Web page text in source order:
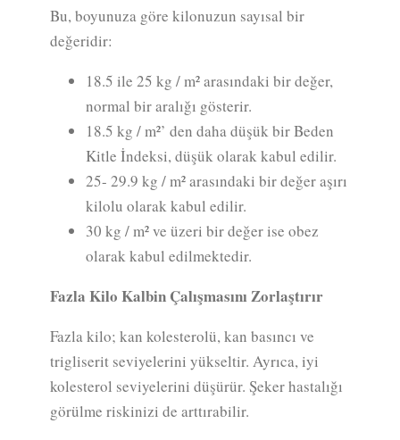
Bu, boyunuza göre kilonuzun sayısal bir
değeridir:
18.5 ile 25 kg / m² arasındaki bir değer,
normal bir aralığı gösterir.
18.5 kg / m²’ den daha düşük bir Beden
Kitle İndeksi, düşük olarak kabul edilir.
25- 29.9 kg / m² arasındaki bir değer aşırı
kilolu olarak kabul edilir.
30 kg / m² ve üzeri bir değer ise obez
olarak kabul edilmektedir.
Fazla Kilo Kalbin Çalışmasını Zorlaştırır
Fazla kilo; kan kolesterolü, kan basıncı ve
trigliserit seviyelerini yükseltir. Ayrıca, iyi
kolesterol seviyelerini düşürür. Şeker hastalığı
görülme riskinizi de arttırabilir.